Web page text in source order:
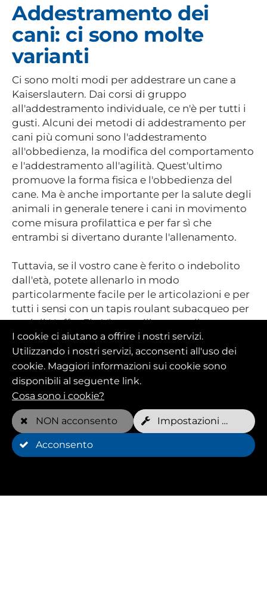
Addestramento dei
cani: ci sono molte
varianti
Ci sono molti modi per addestrare un cane a
Kaiserslautern. Dai corsi di gruppo
all'addestramento individuale, ce n'è per tutti i
gusti. Alcuni dei metodi di addestramento per
cani più comuni sono l'addestramento
all'obbedienza, la modifica del comportamento
e l'addestramento all'agilità. Quest'ultimo
promuove la forma fisica e l'obbedienza del
cane. Ma è anche importante per la salute degli
animali in generale tenere i cani in movimento
come misura profilattica e per far sì che
entrambi si divertano durante l'allenamento.
Tuttavia, se il vostro cane è ferito o indebolito
dall'età, potete allenarlo in modo
particolarmente facile per le articolazioni e per
tutti i sensi con un tapis roulant subacqueo per
cani di Huffys Fit. Viene utilizzato nella
fisioterapia animale come Hydro Rehab. Questa
terapia per cani attraverso l'addestramento in
acqua può rinforzare delicatamente i gruppi
muscolari indeboliti in modo mirato o può
essere integrata con massaggi in idroterapia
con un getto d'acqua fisso.
I cookie ci aiutano a offrire i nostri servizi.
Utilizzando i nostri servizi, acconsenti all'uso dei
cookie. Maggiori informazioni sui cookie sono
disponibili al seguente link.
Cosa sono i cookie?
NON acconsento Impostazioni dei cookie
Acconsento